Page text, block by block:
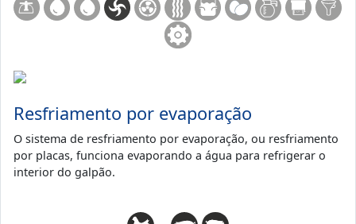
Resfriamento por evaporação
O sistema de resfriamento por evaporação, ou resfriamento
por placas, funciona evaporando a água para refrigerar o
interior do galpão.